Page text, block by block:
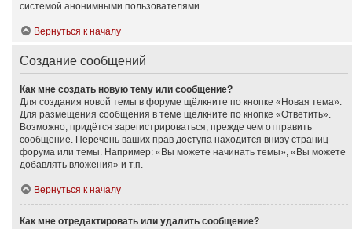
системой анонимными пользователями.
Вернуться к началу
Создание сообщений
Как мне создать новую тему или сообщение?
Для создания новой темы в форуме щёлкните по кнопке «Новая тема».
Для размещения сообщения в теме щёлкните по кнопке «Ответить».
Возможно, придётся зарегистрироваться, прежде чем отправить
сообщение. Перечень ваших прав доступа находится внизу страниц
форума или темы. Например: «Вы можете начинать темы», «Вы можете
добавлять вложения» и т.п.
Вернуться к началу
Как мне отредактировать или удалить сообщение?